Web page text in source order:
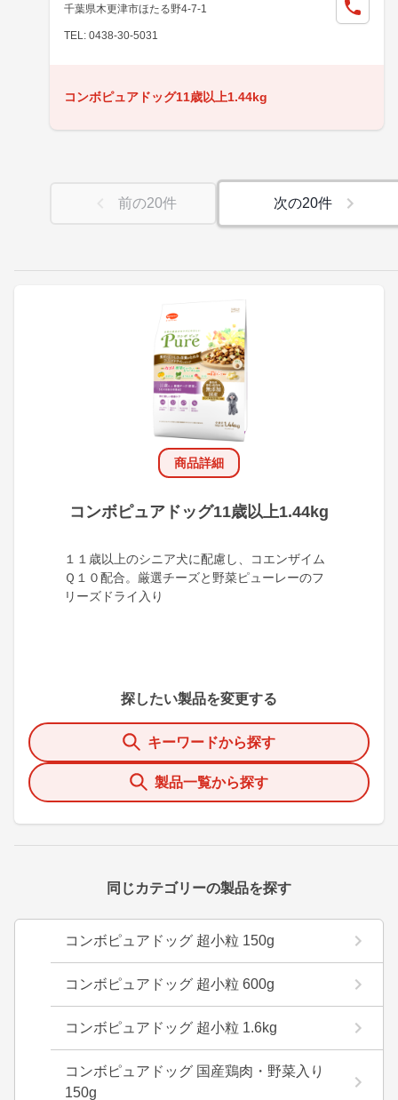
商品詳細
コンボピュアドッグ11歳以上1.44kg
１１歳以上のシニア犬に配慮し、コエンザイム
Ｑ１０配合。厳選チーズと野菜ピューレーのフ
リーズドライ入り
探したい製品を変更する
キーワードから探す
製品一覧から探す
同じカテゴリーの製品を探す
コンボピュアドッグ 超小粒 150g
コンボピュアドッグ 超小粒 600g
コンボピュアドッグ 超小粒 1.6kg
コンボピュアドッグ 国産鶏肉・野菜入り
150g
千葉県木更津市ほたる野4-7-1
TEL: 0438-30-5031
コンボピュアドッグ11歳以上1.44kg
前の20件 次の20件